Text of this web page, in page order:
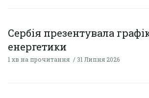
Сербія презентувала
енергетики
1 хв на прочитання 31 Липня 2026